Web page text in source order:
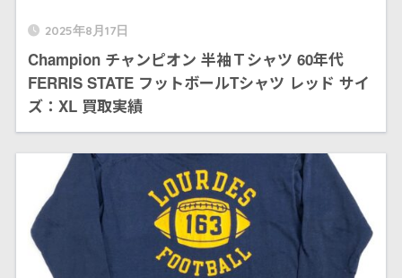
2025年8月17日
Champion チャンピオン 半袖Ｔシャツ 60年代
FERRIS STATE フットボールTシャツ レッド サイ
ズ：XL 買取実績